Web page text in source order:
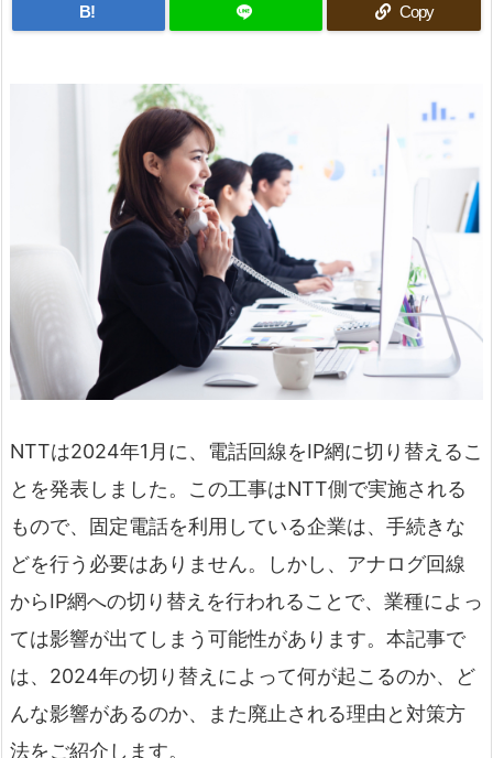
B! Copy
NTTは2024年1月に、電話回線をIP網に切り替えるこ
とを発表しました。この工事はNTT側で実施される
もので、固定電話を利用している企業は、手続きな
どを行う必要はありません。しかし、アナログ回線
からIP網への切り替えを行われることで、業種によっ
ては影響が出てしまう可能性があります。本記事で
は、2024年の切り替えによって何が起こるのか、ど
んな影響があるのか、また廃止される理由と対策方
法をご紹介します。